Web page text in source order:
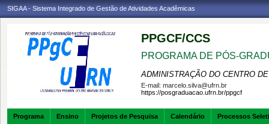
SIGAA - Sistema Integrado de Gestão de Atividades Acadêmicas
PPGCF/CCS
PROGRAMA DE PÓS-
ADMINISTRAÇÃO DO CENTRO
E-mail: marcelo.silva@ufrn.br
https://posgraduacao.ufrn.br/ppgcf
Programa Ensino Projetos de Pesquisa Calendário Processos